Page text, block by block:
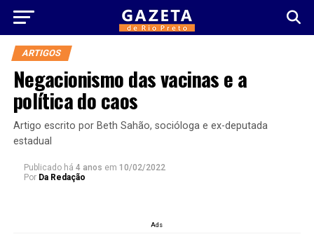
ARTIGOS
Negacionismo das vacinas e a
política do caos
Artigo escrito por Beth Sahão, socióloga e ex-deputada
estadual
Publicado há 4 anos em 10/02/2022
Por Da Redação
Ads